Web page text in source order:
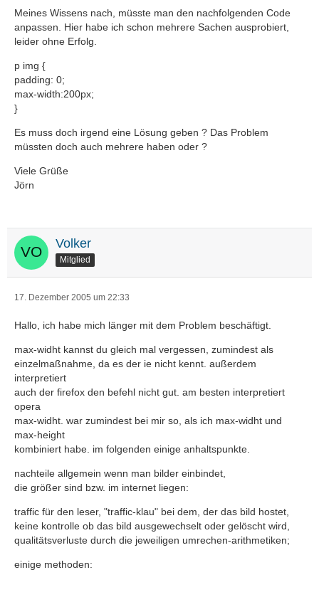
Meines Wissens nach, müsste man den nachfolgenden Code
anpassen. Hier habe ich schon mehrere Sachen ausprobiert,
leider ohne Erfolg.
p img {
padding: 0;
max-width:200px;
}
Es muss doch irgend eine Lösung geben ? Das Problem
müssten doch auch mehrere haben oder ?
Viele Grüße
Jörn
Volker
Mitglied
17. Dezember 2005 um 22:33
Hallo, ich habe mich länger mit dem Problem beschäftigt.
max-widht kannst du gleich mal vergessen, zumindest als
einzelmaßnahme, da es der ie nicht kennt. außerdem
interpretiert
auch der firefox den befehl nicht gut. am besten interpretiert
opera
max-widht. war zumindest bei mir so, als ich max-widht und
max-height
kombiniert habe. im folgenden einige anhaltspunkte.
nachteile allgemein wenn man bilder einbindet,
die größer sind bzw. im internet liegen:
traffic für den leser, "traffic-klau" bei dem, der das bild hostet,
keine kontrolle ob das bild ausgewechselt oder gelöscht wird,
qualitätsverluste durch die jeweiligen umrechen-arithmetiken;
einige methoden: